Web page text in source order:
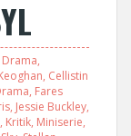
Drama,
, Cellistin
, Fares
, Jessie Buckley,
, Kritik, Miniserie,